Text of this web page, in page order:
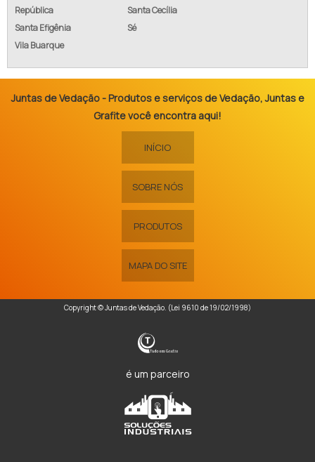
República
Santa Cecília
Santa Efigênia
Sé
Vila Buarque
Juntas de Vedação - Produtos e serviços de Vedação, Juntas e
Grafite você encontra aqui!
INÍCIO
SOBRE NÓS
PRODUTOS
MAPA DO SITE
Copyright © Juntas de Vedação. (Lei 9610 de 19/02/1998)
é um parceiro